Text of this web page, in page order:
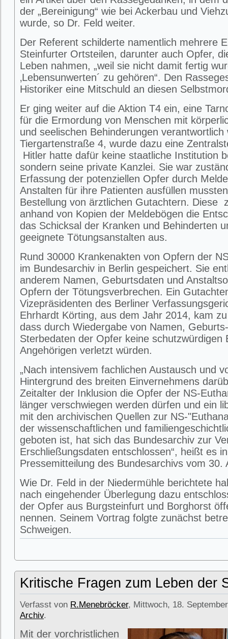
der „Bereinigung“ wie bei Ackerbau und
wurde, so Dr. Feld weiter.
Der Referent schilderte namentlich mehrere
Steinfurter Ortsteilen, darunter auch Opfer,
Leben nahmen, „weil sie nicht damit fertig
‚Lebensunwerten´ zu gehören“. Den
Historiker eine Mitschuld an diesen
Er ging weiter auf die Aktion T4 ein, eine
für die Ermordung von Menschen mit
und seelischen Behinderungen verantwortlich
Tiergartenstraße 4, wurde dazu eine
Hitler hatte dafür keine staatliche Institution
sondern seine private Kanzlei. Sie war
Erfassung der potenziellen Opfer durch
Anstalten für ihre Patienten ausfüllen
Bestellung von ärztlichen Gutachtern. Diese
anhand von Kopien der Meldebögen die
das Schicksal der Kranken und Behinderten
geeignete Tötungsanstalten aus.
Rund 30000 Krankenakten von Opfern der
im Bundesarchiv in Berlin gespeichert. Sie
anderem Namen, Geburtsdaten und
Opfern der Tötungsverbrechen. Ein
Vizepräsidenten des Berliner
Ehrhardt Körting, aus dem Jahr 2014, kam
dass durch Wiedergabe von Namen,
Sterbedaten der Opfer keine schutzwürdigen
Angehörigen verletzt würden.
„Nach intensivem fachlichen Austausch und
Hintergrund des breiten Einvernehmens
Zeitalter der Inklusion die Opfer der NS-
länger verschwiegen werden dürfen und ein
mit den archivischen Quellen zur NS-
der wissenschaftlichen und
geboten ist, hat sich das Bundesarchiv zur
Erschließungsdaten entschlossen“, heißt es
Pressemitteilung des Bundesarchivs vom 30.
Wie Dr. Feld in der Niedermühle berichtete
nach eingehender Überlegung dazu
der Opfer aus Burgsteinfurt und Borghorst
nennen. Seinem Vortrag folgte zunächst
Schweigen.
Kritische Fragen zum Leben der
Verfasst von R.Menebröcker, Mittwoch, 18.
Archiv.
Mit der vorchristlichen